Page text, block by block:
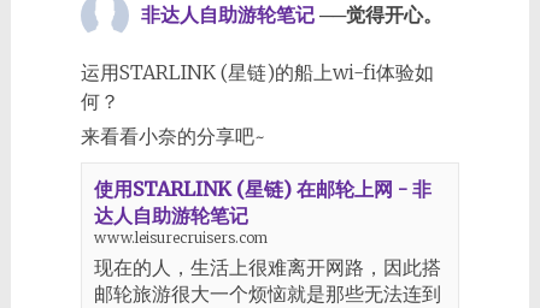
非达人自助游轮笔记 ──觉得开心。
运用STARLINK (星链)的船上wi-fi体验如
何？
来看看小奈的分享吧~
使用STARLINK (星链) 在邮轮上网 - 非
达人自助游轮笔记
www.leisurecruisers.com
现在的人，生活上很难离开网路，因此搭
邮轮旅游很大一个烦恼就是那些无法连到